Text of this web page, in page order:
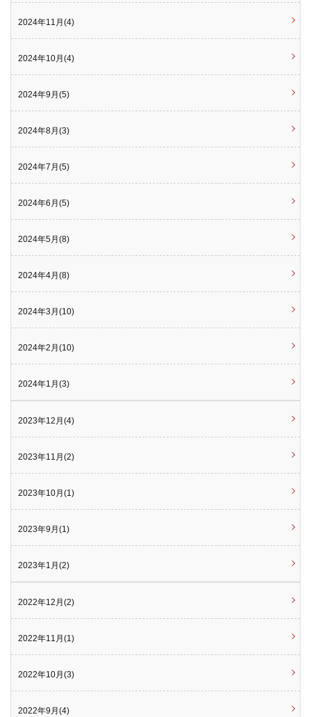
2024年11月(4)
2024年10月(4)
2024年9月(5)
2024年8月(3)
2024年7月(5)
2024年6月(5)
2024年5月(8)
2024年4月(8)
2024年3月(10)
2024年2月(10)
2024年1月(3)
2023年12月(4)
2023年11月(2)
2023年10月(1)
2023年9月(1)
2023年1月(2)
2022年12月(2)
2022年11月(1)
2022年10月(3)
2022年9月(4)